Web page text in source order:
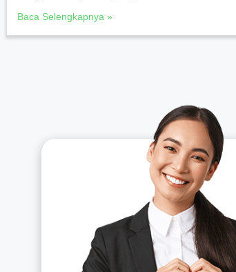
Baca Selengkapnya »